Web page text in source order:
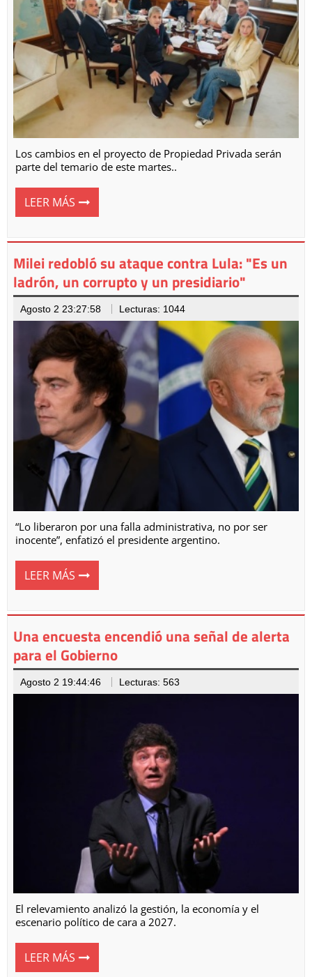
Los cambios en el proyecto de Propiedad Privada serán
parte del temario de este martes..
LEER MÁS
Milei redobló su ataque contra Lula: "Es un
ladrón, un corrupto y un presidiario"
Agosto 2 23:27:58 Lecturas: 1044
“Lo liberaron por una falla administrativa, no por ser
inocente”, enfatizó el presidente argentino.
LEER MÁS
Una encuesta encendió una señal de alerta
para el Gobierno
Agosto 2 19:44:46 Lecturas: 563
El relevamiento analizó la gestión, la economía y el
escenario político de cara a 2027.
LEER MÁS